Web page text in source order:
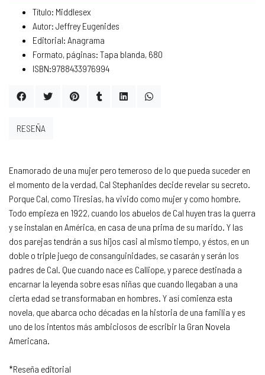
Título: Middlesex
Autor: Jeffrey Eugenides
Editorial: Anagrama
Formato, páginas: Tapa blanda, 680
ISBN:9788433976994
Enamorado de una mujer pero temeroso de lo que pueda suceder en
el momento de la verdad, Cal Stephanides decide revelar su secreto.
Porque Cal, como Tiresias, ha vivido como mujer y como hombre.
Todo empieza en 1922, cuando los abuelos de Cal huyen tras la guerra
y se instalan en América, en casa de una prima de su marido. Y las
dos parejas tendrán a sus hijos casi al mismo tiempo, y éstos, en un
doble o triple juego de consanguinidades, se casarán y serán los
padres de Cal. Que cuando nace es Calliope, y parece destinada a
encarnar la leyenda sobre esas niñas que cuando llegaban a una
cierta edad se transformaban en hombres. Y así comienza esta
novela, que abarca ocho décadas en la historia de una familia y es
uno de los intentos más ambiciosos de escribir la Gran Novela
Americana.
*Reseña editorial
RESEÑA